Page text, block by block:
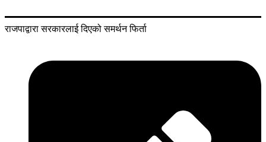
राजपाद्वारा सरकारलाई दिएको समर्थन फिर्ता